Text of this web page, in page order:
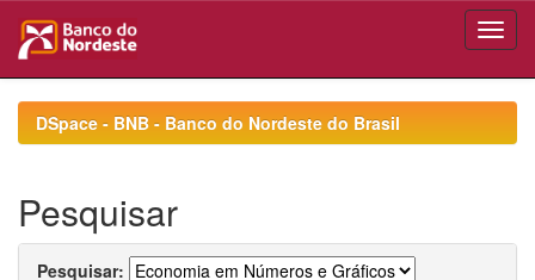
navigationDSpace - BNB - Banco do Nordeste do Brasil
Pesquisar
Pesquisar: